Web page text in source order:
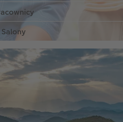
- ekspozycja w
- torby z recyklingu na